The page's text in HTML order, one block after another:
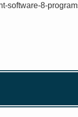
software-8-